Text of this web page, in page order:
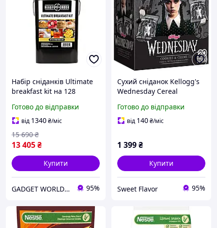
Набір сніданків Ultimate
breakfast kit на 128
терміном придатності 25
років Ready Hour
Готово до відправки
від 1340₴/міс
13 405₴
15 690 ₴
Купити
GADGET WORLD - магазин гаджетів 95%
Сухий сніданок Kellogg's
Wednesday Cereal
та крему з маршмеллоу
20шт 255 г
Готово до відправки
від 140₴/міс
1 399₴
Купити
Sweet Flavor 95%